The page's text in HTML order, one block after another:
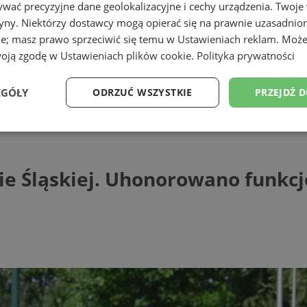
funkcjonariuszy PSP i
Śląskiej. Uhonorowano
precyzyjne dane geolokalizacyjne i cechy urządzenia.
Niektórzy dostawcy mogą opierać się na prawnie
masz prawo sprzeciwić się temu w Ustawieniach reklam.
zgodę w Ustawieniach plików cookie. Polityka prywatności
PRZEJDŹ
ODRZUĆ WSZYSTKIE
Wydajność Targetowanie Funkcjonalność
niezbędnych plików cookie nie można prawidłowo korzystać ze strony
Provider/
Domena
Okres
przechowywania
Opis